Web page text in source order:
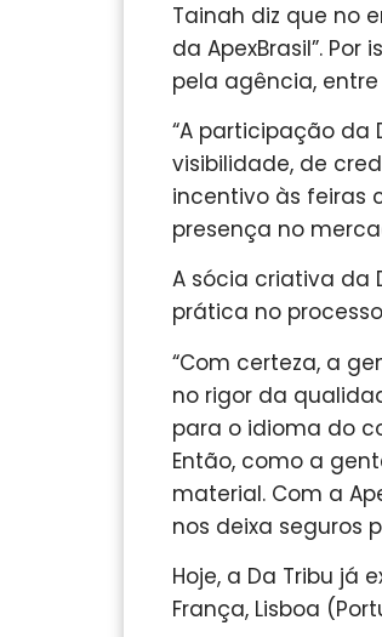
Tainah diz que no
da ApexBrasil”.
pela agência,
“A participação da
visibilidade, de
incentivo às feiras
presença no
A sócia criativa da
prática no
“Com certeza, a
no rigor da
para o idioma do
Então, como a
material. Com a
nos deixa seguros
Hoje, a Da Tribu já
França, Lisboa